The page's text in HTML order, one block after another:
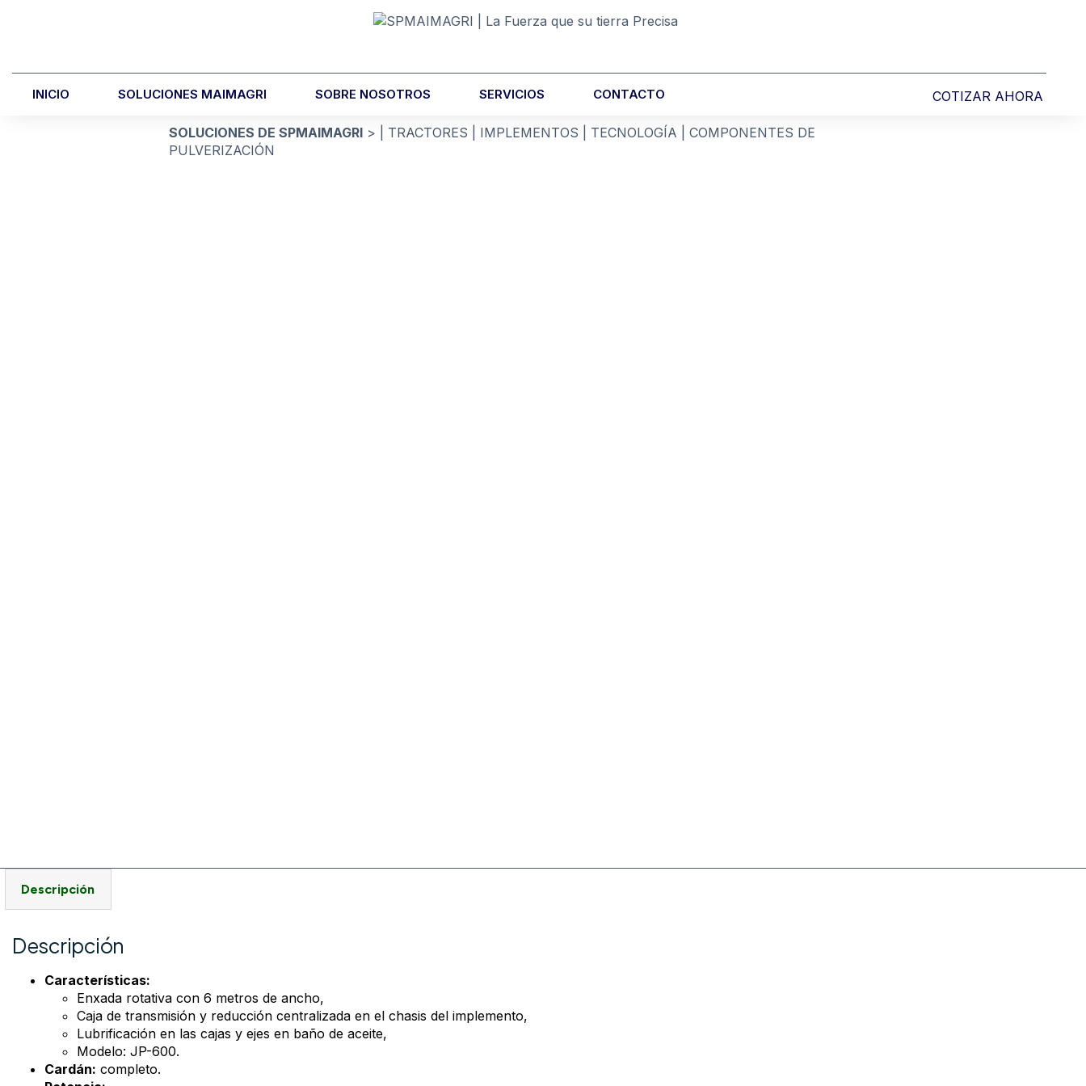
INICIO SOLUCIONES MAIMAGRI SOBRE NOSOTROS SERVICIOS CONTACTO COTIZAR AHORA
SOLUCIONES DE SPMAIMAGRI> | TRACTORES IMPLEMENTOS TECNOLOGÍA
COMPONENTES DE
PULVERIZACIÓN
Descripción
Descripción
Características:
Enxada rotativa con 6 metros de ancho,
Caja de transmisión y reducción centralizada en el chasis del implemento,
Lubrificación en las cajas y ejes en baño de aceite,
Modelo: JP-600.
Cardán: completo.